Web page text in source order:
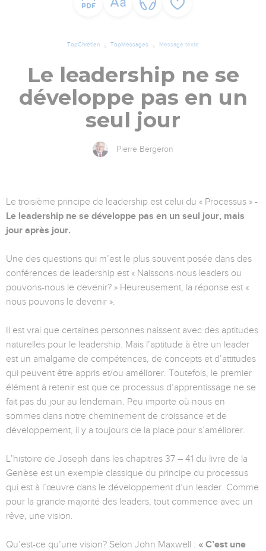
TopChrétien TopMessages Message texte
Le leadership ne se
développe pas en un
seul jour
Pierre Bergeron
Le troisième principe de leadership est celui du « Processus » -
Le leadership ne se développe pas en un seul jour, mais
jour après jour.
Une des questions qui m’est le plus souvent posée dans des
conférences de leadership est « Naissons-nous leaders ou
pouvons-nous le devenir? » Heureusement, la réponse est «
nous pouvons le devenir ».
Il est vrai que certaines personnes naissent avec des aptitudes
naturelles pour le leadership. Mais l’aptitude à être un leader
est un amalgame de compétences, de concepts et d’attitudes
qui peuvent être appris et/ou améliorer. Toutefois, le premier
élément à retenir est que ce processus d’apprentissage ne se
fait pas du jour au lendemain. Peu importe où nous en
sommes dans notre cheminement de croissance et de
développement, il y a toujours de la place pour s’améliorer.
L’histoire de Joseph dans les chapitres 37 – 41 du livre de la
Genèse est un exemple classique du principe du processus
qui est à l’œuvre dans le développement d’un leader. Comme
pour la grande majorité des leaders, tout commence avec un
rêve, une vision.
Qu’est-ce qu’une vision? Selon John Maxwell : « C’est une